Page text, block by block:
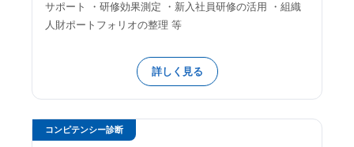
サポート ・研修効果測定 ・新入社員研修の活用 ・組織
人財ポートフォリオの整理 等
詳しく見る
コンピテンシー診断